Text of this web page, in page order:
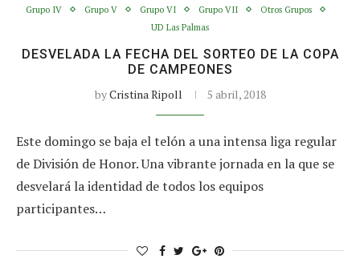
Grupo IV Grupo V Grupo VI Grupo VII
Otros Grupos
UD Las Palmas
DESVELADA LA FECHA DEL SORTEO DE LA COPA
DE CAMPEONES
byCristina Ripoll 5 abril, 2018
Este domingo se baja el telón a una intensa liga regular
de División de Honor. Una vibrante jornada en la que se
desvelará la identidad de todos los equipos
participantes…